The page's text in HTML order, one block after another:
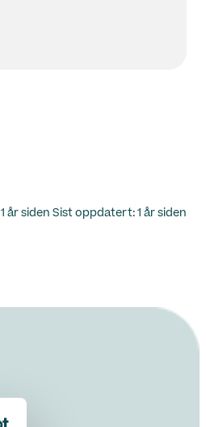
Lagt
1 år siden Sist oppdatert:1 år siden